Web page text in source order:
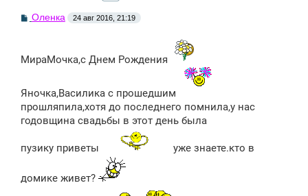
С
щ
е
е
Оленка 24 авг 2016, 21:19
МираМочка,с Днем Рождения
Яночка,Василика с прошедшим
прошляпила,хотя до последнего помнила,у нас
годовщина свадьбы в этот день была
пузику приветы уже знаете.кто в
домике живет?